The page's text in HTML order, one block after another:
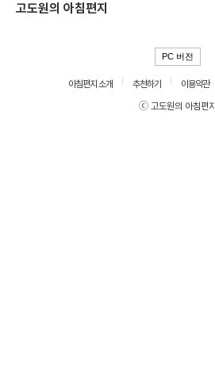
고도원의 아침편지
PC 버전
아침편지 소개 추천하기 이용약관
ⓒ 고도원의 아침편지